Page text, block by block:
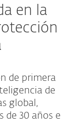
en la
de primera
de
global,
de 30 años e